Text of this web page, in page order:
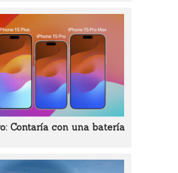
Contaría con una batería